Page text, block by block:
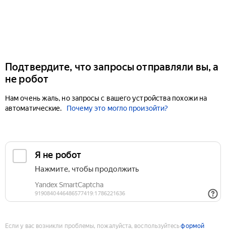
Подтвердите, что запросы отправляли вы, а
не робот
Нам очень жаль, но запросы с вашего устройства похожи на
автоматические.
Почему это могло произойти?
Если у вас возникли проблемы, пожалуйста, воспользуйтесьформой